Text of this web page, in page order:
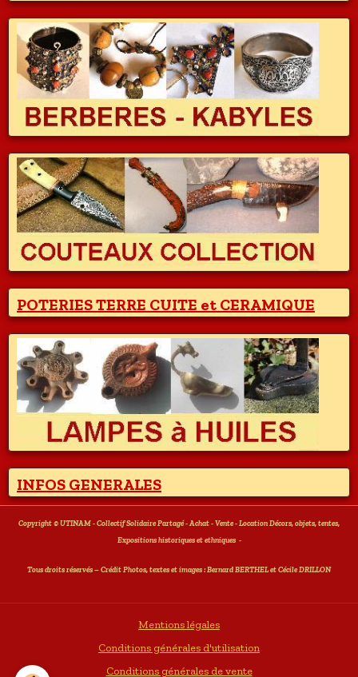
POTERIES TERRE CUITE et CERAMIQUE
INFOS GENERALES
Copyright © UTINAM - Collectif Solidaire Partagé - Achat - Vente - Location Décors, objets, tentes,
Expositions historiques et ethniques -
Tous droits réservés – Crédit Photos, textes et images : Bernard BERTHEL et Cécile DRILLON
Mentions légales
Conditions générales d'utilisation
Conditions générales de vente